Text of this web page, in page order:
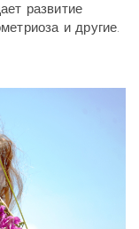
развитие
и другие.